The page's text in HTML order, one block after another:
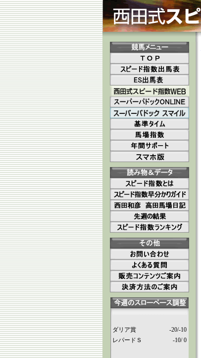
ダリア賞
-20/-10
レパードＳ
-10/ 0